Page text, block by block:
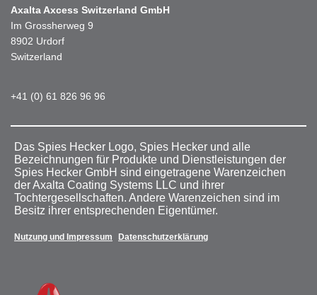
Axalta Axcess Switzerland GmbH
Im Grossherweg 9
8902 Urdorf
Switzerland
+41 (0) 61 826 96 96
Das Spies Hecker Logo, Spies Hecker und alle
Bezeichnungen für Produkte und Dienstleistungen der
Spies Hecker GmbH sind eingetragene Warenzeichen
der Axalta Coating Systems LLC und ihrer
Tochtergesellschaften. Andere Warenzeichen sind im
Besitz ihrer entsprechenden Eigentümer.
Nutzung und Impressum Datenschutzerklärung